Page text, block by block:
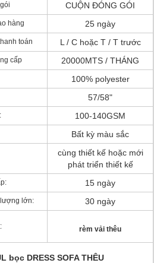
CUỘN ĐÓNG GÓI
hàng 25 ngày
toán L / C hoặc T / T trước
cấp 20000MTS / THÁNG
100% polyester
57/58"
100-140GSM
Bất kỳ màu sắc
cùng thiết kế hoặc mới
phát triển thiết kế
15 ngày
lớn: 30 ngày
rèm vải thêu
bọc DRESS SOFA THÊU